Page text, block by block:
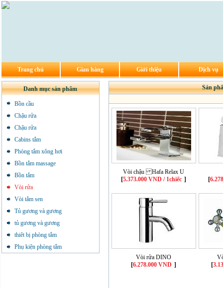
Trang chủ Gian hàng Giới thiệu Dịch vụ
Danh mục sản phẩm
Bồn cầu
Chậu rửa
Chậu rửa
Cabins tắm
Phòng tắm xông hơi
Bồn tắm massage
Bồn tắm
Vòi rửa
Vòi tắm sen
Tủ gương và gương
tủ gương và gương
thiêt bị phòng tắm
Phụ kiện phòng tắm
Sản
Vòi chậu Hafa Relax U
[5.373.000 VND / 1chiếc ] [
Vòi rửa DINO
[6.278.000 VND ]
[